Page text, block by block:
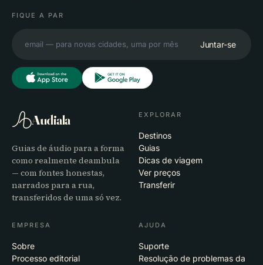
FIQUE A PAR
Juntar-se
Audiala
Guias de áudio para a forma
como realmente deambula
— com fontes honestas,
narrados para a rua,
transferidos de uma só vez.
EXPLORAR
Destinos
Guias
Dicas de viagem
Ver preços
Transferir
EMPRESA
Sobre
Processo editorial
AJUDA
Suporte
Resolução de problemas da